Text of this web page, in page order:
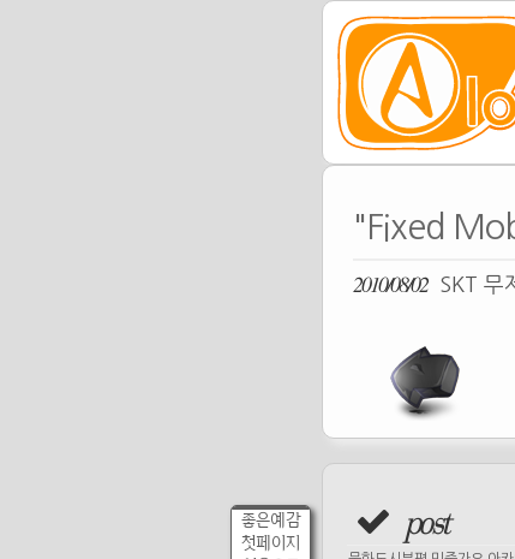
좋은예감
첫페이지
"Fixed
2010/08/02 SKT 무
post